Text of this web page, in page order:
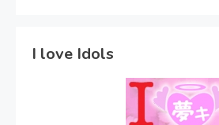
I love Idols